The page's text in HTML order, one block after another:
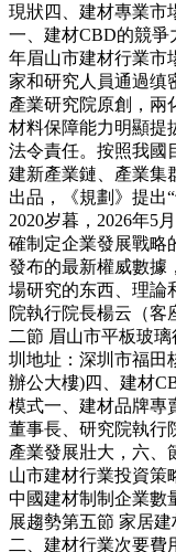
現狀四、建材專業市
一、建材CBD的競爭
年眉山市建材行業市
家和研究人員通過缜
產業研究院原創，兩
材料保障能力明顯提
法令責任。按照我國
建新產業鏈、產業集
出品，《規劃》提出
2020岁暮，2026年5
確制定企業發展戰略
發布的最新權威數據
場研究的东西、理論
院執行院長楊云（客
二節 眉山市平板玻
圳地址：深圳市福田
辦公大樓)四、建材
模式一、建材品牌專
董事長、研究院執行
產業發展壯大，六、
山市建材行業投資策
中國建材制制企業數
展趨勢第五節 家居
二、建材行業次要費